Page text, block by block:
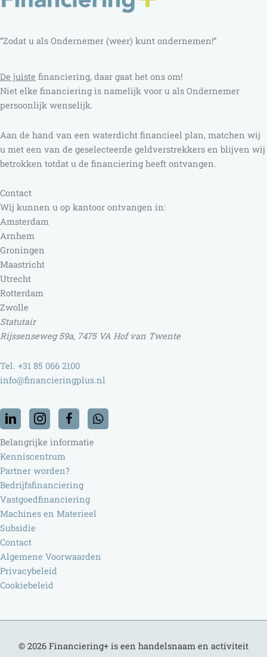
“Zodat u als Ondernemer (weer) kunt ondernemen!”
De juiste financiering, daar gaat het ons om!
Niet elke financiering is namelijk voor u als Ondernemer
persoonlijk wenselijk.
Aan de hand van een waterdicht financieel plan, matchen wij
u met een van de geselecteerde geldverstrekkers en blijven wij
betrokken totdat u de financiering heeft ontvangen.
Contact
Wij kunnen u op kantoor ontvangen in:
Amsterdam
Arnhem
Groningen
Maastricht
Utrecht
Rotterdam
Zwolle
Statutair
Rijssenseweg 59a, 7475 VA Hof van Twente
Tel. +31 85 066 2100
info@financieringplus.nl
Belangrijke informatie
Kenniscentrum
Partner worden?
Bedrijfsfinanciering
Vastgoedfinanciering
Machines en Materieel
Subsidie
Contact
Algemene Voorwaarden
Privacybeleid
Cookiebeleid
© 2026 Financiering+ is een handelsnaam en activiteit